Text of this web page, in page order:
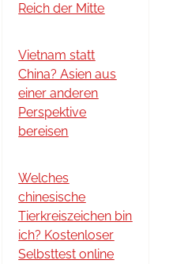
Reich der Mitte
Vietnam statt
China? Asien aus
einer anderen
Perspektive
bereisen
Welches
chinesische
Tierkreiszeichen bin
ich? Kostenloser
Selbsttest online